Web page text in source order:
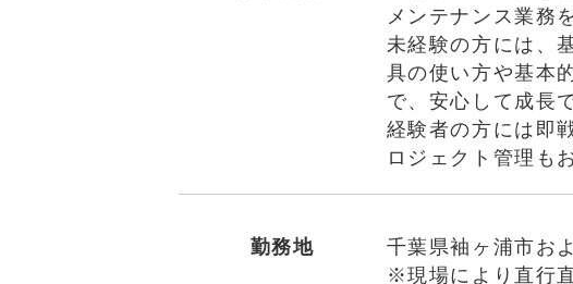
メンテナンス業務
未経験の方には、
具の使い方や基本
で、安心して成長
経験者の方には即
ロジェクト管理も
勤務地
千葉県袖ヶ浦市お
※現場により直行